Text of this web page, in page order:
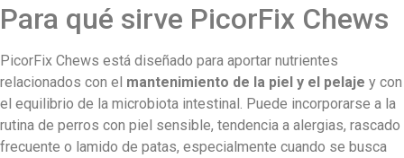
Para qué sirve PicorFix Chews
PicorFix Chews está diseñado para aportar nutrientes
relacionados con el mantenimiento de la piel y el pelaje y con
el equilibrio de la microbiota intestinal. Puede incorporarse a la
rutina de perros con piel sensible, tendencia a alergias, rascado
frecuente o lamido de patas, especialmente cuando se busca